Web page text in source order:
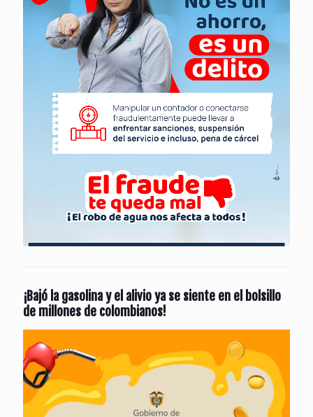
¡Bajó la gasolina y el alivio ya se siente en el bolsillo
de millones de colombianos!
de
vídeo